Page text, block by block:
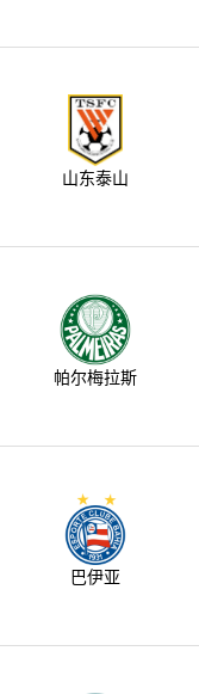
山东泰山
帕尔梅拉斯
巴伊亚